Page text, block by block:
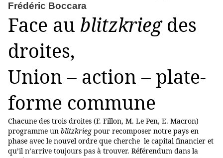
Frédéric Boccara
Face au blitzkriegdes
droites,
Union – action – plate-
forme commune
Chacune des trois droites (F. Fillon, M. Le Pen, E. Macron)
programme un blitzkriegpour recomposer notre pays en
phase avec le nouvel ordre que cherche le capital financier et
qu’il n’arrive toujours pas à trouver. Référendum dans la